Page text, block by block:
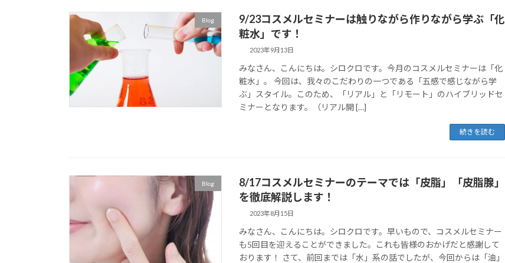
Blog
9/23コスメルセミナーは触りながら作りながら学ぶ「化
粧水」です！
2023年9月13日
みなさん、こんにちは。シロクロです。今月のコスメルセミナーは「化
粧水」。 今回は、我々のこだわりの一つである「五感で感じながら学
ぶ」スタイル。このため、「リアル」と「リモート」のハイブリッドセ
ミナーとなります。（リアル開 […]
続きを読む
Blog
8/17コスメルセミナーのテーマでは「皮脂」「皮脂腺」
を徹底解説します！
2023年8月15日
みなさん、こんにちは。シロクロです。早いもので、コスメルセミナー
も5回目を迎えることができました。これも皆様のおかげだと感謝して
おります！ さて、前回までは「水」系の話でしたが、今回からは「油」